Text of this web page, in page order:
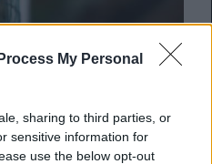
My Personal
sharing to third parties, or
sensitive information for
use the below opt-out
del Manchester United
. Sul giocatore c’erano anche
poi ha deciso di puntare